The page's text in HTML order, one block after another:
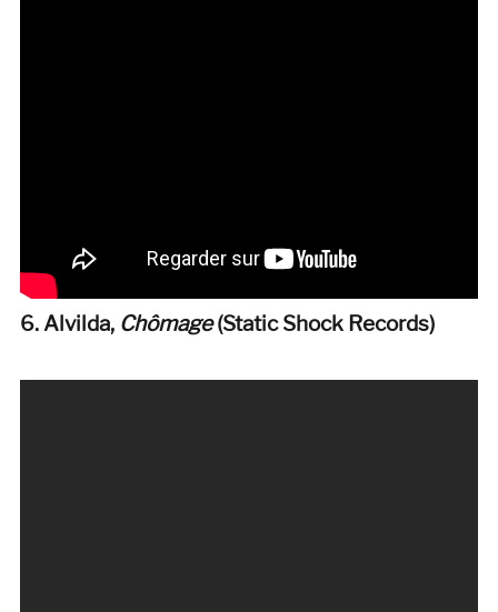
6. Alvilda, Chômage(Static Shock Records)